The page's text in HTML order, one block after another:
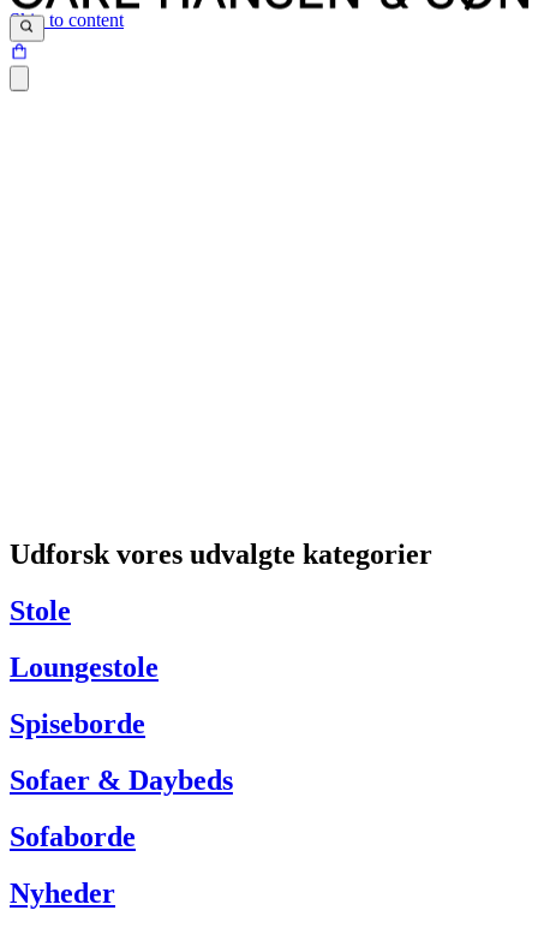
Skip to content
Har du brug for hjælp så kontakt venligst kundeservice via:
Tel +45 63 13 26 72
Udforsk vores udvalgte kategorier
Stole
Loungestole
Spiseborde
Sofaer & Daybeds
Sofaborde
Nyheder